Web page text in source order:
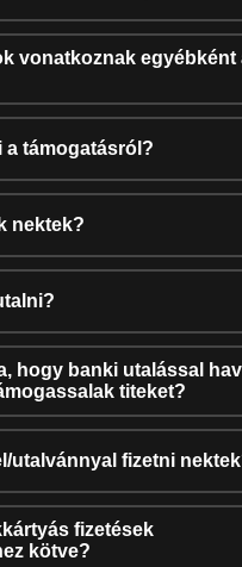
vonatkoznak egyébként
a támogatásról?
nektek?
hogy banki utalással
titeket?
utalvánnyal fizetni
fizetések
kötve?